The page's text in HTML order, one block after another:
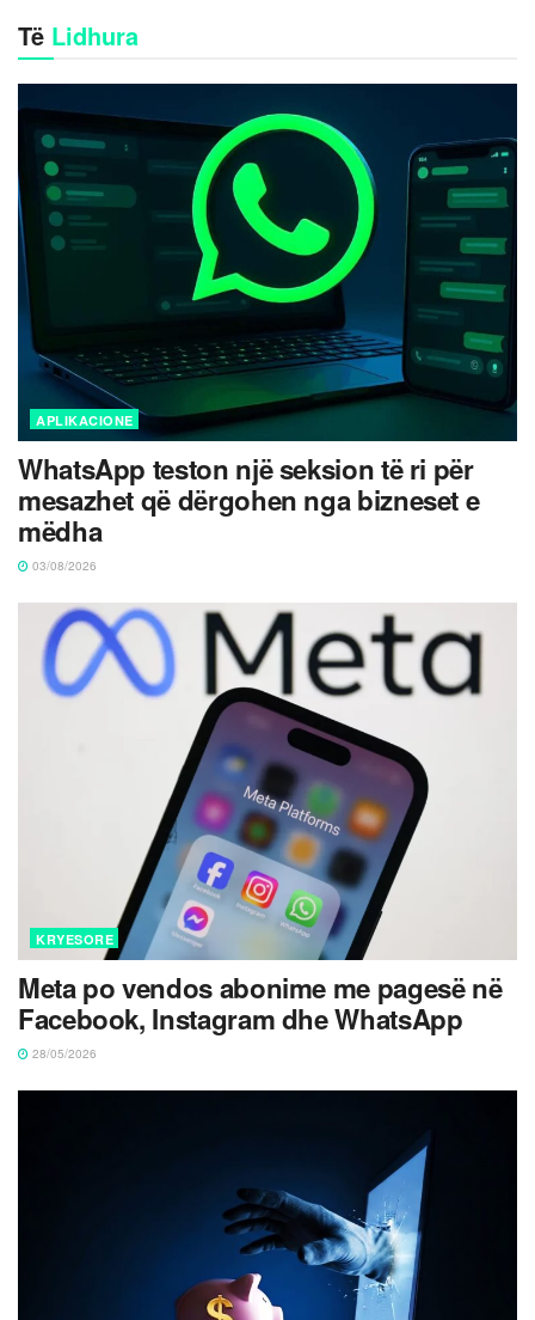
Të Lidhura
APLIKACIONE
WhatsApp teston një seksion të ri për
mesazhet që dërgohen nga bizneset e
mëdha
03/08/2026
KRYESORE
Meta po vendos abonime me pagesë në
Facebook, Instagram dhe WhatsApp
28/05/2026